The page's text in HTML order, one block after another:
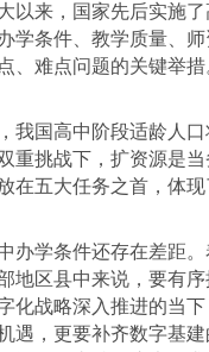
以来，国家先后实施
学条件、教学质量、
、难点问题的关键举措
国高中阶段适龄人口
重挑战下，扩资源是
在五大任务之首，体
学条件还存在差距。
地区县中来说，要有
化战略深入推进的当
遇，更要补齐数字基